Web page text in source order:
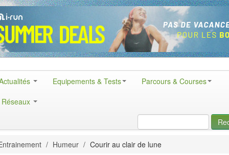
Equipements & Tests
Parcours & Courses
/ Humeur / Courir au clair de lune